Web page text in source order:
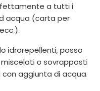
a tutti i
acqua (carta per
idrorepellenti, posso
o sovrapposti
aggiunta di acqua.